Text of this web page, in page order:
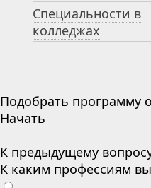
Специальности в
колледжах
Подобрать программу
Начать
К предыдущему
К каким профессиям